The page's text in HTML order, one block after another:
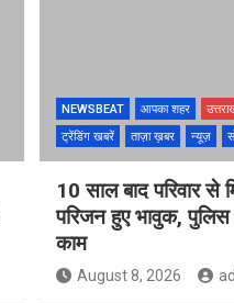
NEWSBEAT आपका शहर
ट्रेंडिंग खबरें
ताज़ा ख़बर न्यूज़
10 साल बाद परिवार से
परिजन हुए भावुक,
काम
August 8, 2026